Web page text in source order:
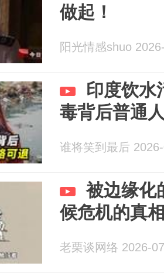
做起！
阳光情感shuo
印度饮水
毒背后普通
谁将笑到最后
被边缘化
候危机的真
老栗谈网络 2026-